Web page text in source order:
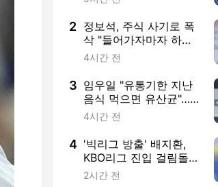
한 부상 정도는 아직
2 정보석, 주식 사기로 폭
삭 "들어가자마자 하한
가, 대주주가 팔고 있었
4시간 전
3 임우일 "유통기한 지난
음식 먹으면 유산균"…
돈 벌어도 못 버린 절약
4시간 전
4 '빅리그 방출' 배지환,
KBO리그 진입 걸림돌 3
가지
2시간 전